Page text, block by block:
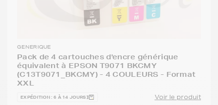
GENERIQUE
Pack de 4 cartouches d'encre générique
équivalent à EPSON T9071 BKCMY
(C13T9071_BKCMY) - 4 COULEURS - Format
XXL
EXPÉDITION : 6 À 14 JOURS Voir le produit